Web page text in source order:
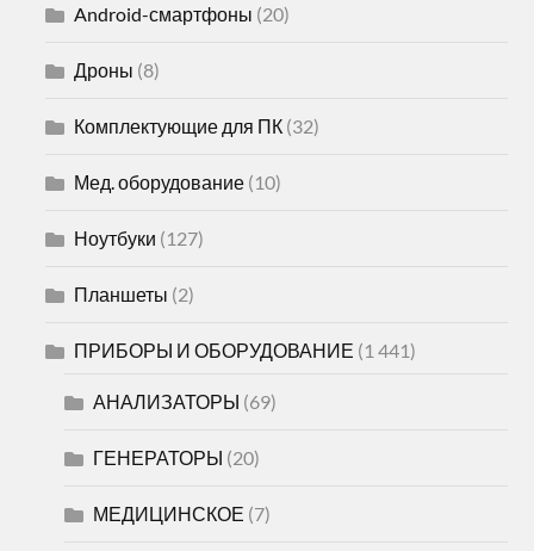
Android-смартфоны (20)
Дроны (8)
Комплектующие для ПК (32)
Мед. оборудование (10)
Ноутбуки (127)
Планшеты (2)
ПРИБОРЫ И ОБОРУДОВАНИЕ (1 441)
АНАЛИЗАТОРЫ (69)
ГЕНЕРАТОРЫ (20)
МЕДИЦИНСКОЕ (7)